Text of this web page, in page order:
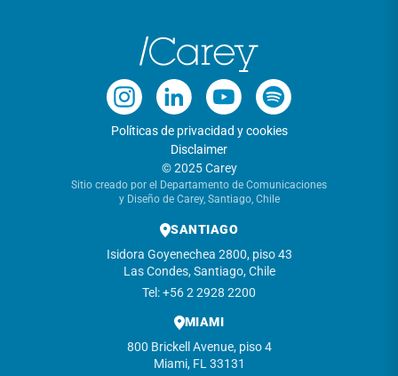
Políticas de privacidad y cookies
Disclaimer
© 2025 Carey
Sitio creado por el Departamento de Comunicaciones
y Diseño de Carey, Santiago, Chile
SANTIAGO
Isidora Goyenechea 2800, piso 43
Las Condes, Santiago, Chile
Tel: +56 2 2928 2200
MIAMI
800 Brickell Avenue, piso 4
Miami, FL 33131